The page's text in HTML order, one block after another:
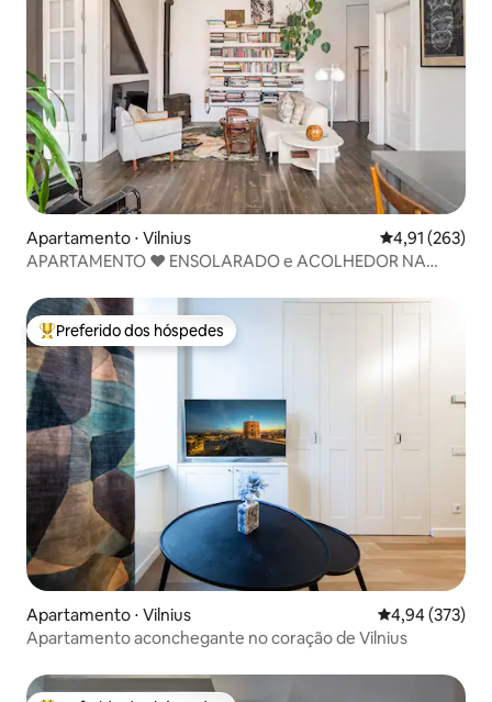
Apartamento ⋅ Vilnius 4,91 de uma
4,91 (263)
APARTAMENTO ♥ ENSOLARADO e ACOLHEDOR NA
Entre os melhores preferidos dos hóspedes
Preferido dos hóspedes
Apartamento ⋅ Vilnius 4,94 de uma
4,94 (373)
Apartamento aconchegante no coração de Vilnius